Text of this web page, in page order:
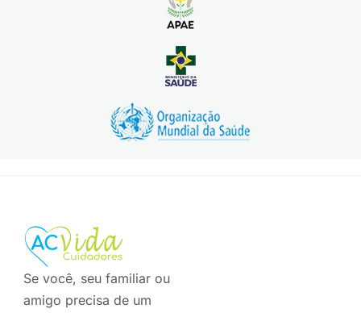
Se você, seu familiar ou
amigo precisa de um